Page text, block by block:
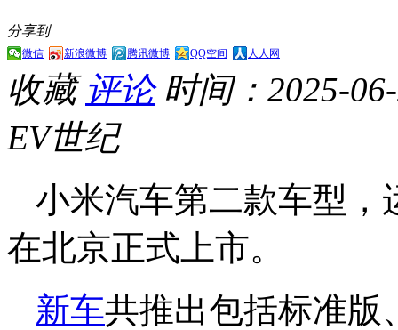
分享到
微信 新浪微博 腾讯微博 QQ空间 人人网
收藏 评论 时间：2025-
EV世纪
小米汽车第二款车型，
在北京正式上市。
新车共推出包括标准版